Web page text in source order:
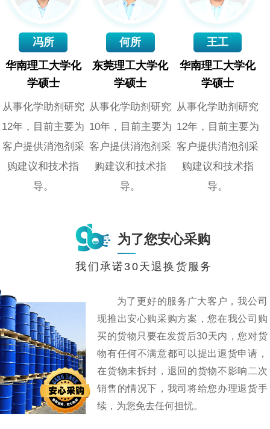
冯所
华南理工大学化
学硕士
从事化学助剂研究
12年，目前主要为
客户提供消泡剂采
购建议和技术指
导。
何所
东莞理工大学化
学硕士
从事化学助剂研究
10年，目前主要为
客户提供消泡剂采
购建议和技术指
导。
王工
华南理工大学化
学硕士
从事化学助剂研究
12年，目前主要为
客户提供消泡剂采
购建议和技术指
导。
为了您安心采购
我们承诺30天退换货服务
为了更好的服务广大客户，我公司
现推出安心购采购方案，您在我公司购
买的货物只要在发货后30天内，您对货
物有任何不满意都可以提出退货申请，
在货物未拆封，退回的货物不影响二次
销售的情况下，我司将给您办理退货手
续，为您免去任何担忧。